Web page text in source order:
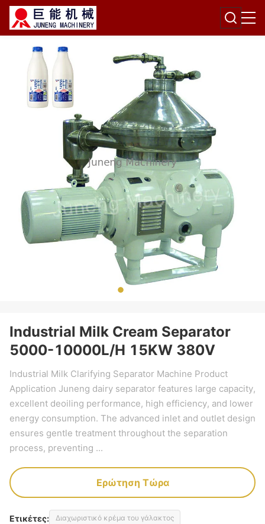
Industrial Milk Cream Separator
5000-10000L/H 15KW 380V
Industrial Milk Clarifying Separator Machine Product
Application Juneng dairy separator features large capacity,
excellent deoiling performance, high efficiency, and lower
energy consumption. The advanced inlet and outlet design
ensures gentle treatment throughout the separation
process, preventing ...
Ερώτηση Τώρα
Ετικέτες:
Διαχωριστικό κρέμα του γάλακτος